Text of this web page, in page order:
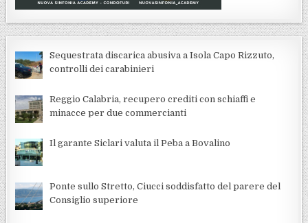
Sequestrata discarica abusiva a Isola Capo Rizzuto,
controlli dei carabinieri
Reggio Calabria, recupero crediti con schiaffi e
minacce per due commercianti
Il garante Siclari valuta il Peba a Bovalino
Ponte sullo Stretto, Ciucci soddisfatto del parere del
Consiglio superiore